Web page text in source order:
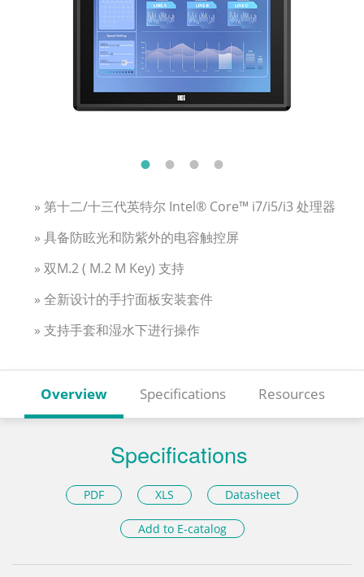
» 第十二/十三代英特尔 Intel® Core™ i7/i5/i3 处理器
» 具备防眩光和防紫外的电容触控屏
» 双M.2 ( M.2 M Key) 支持
» 全新设计的手拧面板安装套件
» 支持手套和湿水下进行操作
Overview Specifications Resources
Specifications
PDF XLS Datasheet
Add to E-catalog